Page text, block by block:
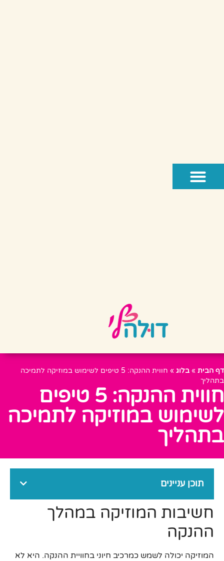
דף הבית » בלוג »
חווית ההנקה: 5 טיפים לשימוש במוזיקה לתמיכה
בתהליך
חווית ההנקה: 5 טיפים
לשימוש במוזיקה לתמיכה
בתהליך
תוכן עניינים
חשיבות המוזיקה במהלך
ההנקה
המוזיקה יכולה לשמש כמרכיב חיוני בחוויית ההנקה. היא לא